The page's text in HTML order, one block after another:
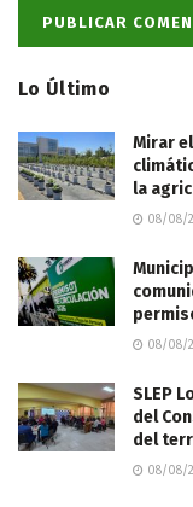
Lo Último
Mirar
la
08/08/
08/08/
SLEP
del
del
08/08/